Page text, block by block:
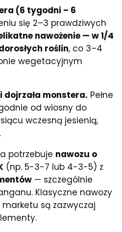
(6 tygodni – 6
się 2–3 prawdziwych
nawożenie — w 1/4
roślin, co 3–4
wegetacyjnym
monstera. Pełne
od wiosny do
wczesną jesienią,
potrzebuje nawozu o
(np. 5-3-7 lub 4-3-5) z
— szczególnie
Klasyczne nawozy
marketu są zazwyczaj